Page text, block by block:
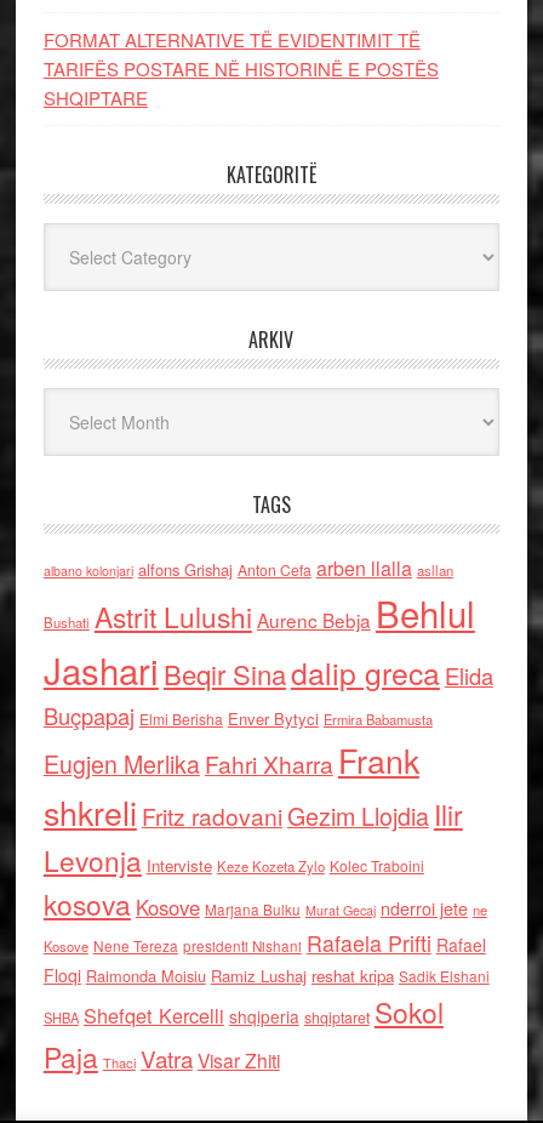
FORMAT ALTERNATIVE TË EVIDENTIMIT TË
TARIFËS POSTARE NË HISTORINË E POSTËS
SHQIPTARE
KATEGORITË
ARKIV
TAGS
albano kolonjari alfons Grishaj Anton Cefa arben llalla asllan
Bushati Astrit Lulushi Aurenc Bebja Behlul
Jashari Beqir Sinadalip grecaElida
Buçpapaj Elmi Berisha Enver Bytyci Ermira Babamusta
Eugjen MerlikaFahri Xharra Frank
shkreli Fritz radovaniGezim Llojdia Ilir
Levonja Interviste Keze Kozeta Zylo Kolec Traboini
kosova Kosove Marjana Bulku Murat Gecaj nderroi jete ne
Kosove Nene Tereza presidenti Nishani Rafaela Prifti Rafael
Floqi Raimonda Moisiu Ramiz Lushaj reshat kripa Sadik Elshani
SHBA Shefqet Kercelli shqiperia shqiptaret Sokol
Paja Thaci VatraVisar Zhiti